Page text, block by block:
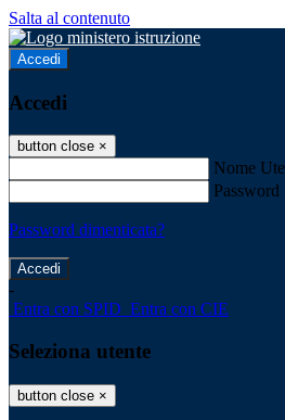
Salta al contenuto
Accedi
Accedi
button close ×
Nome
Password
Password dimenticata?
-
Entra con SPID Entra con CIE
Seleziona utente
button close ×